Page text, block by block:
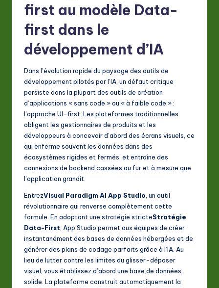
in
A
&
S
ft
w
In
first au modèle Data-
first dans le
développement d’IA
Dans l’évolution rapide du paysage des outils de
développement pilotés par l’IA, un défaut critique
persiste dans la plupart des outils de création
d’applications « sans code » ou « à faible code » :
l’approche UI-first. Les plateformes traditionnelles
obligent les gestionnaires de produits et les
développeurs à concevoir d’abord des écrans visuels, ce
qui enferme souvent les données dans des
écosystèmes rigides et fermés, et entraîne des
connexions de backend cassées au fur et à mesure que
l’application grandit.
EntrezVisual Paradigm AI App Studio , un outil
révolutionnaire qui renverse complètement cette
formule. En adoptant une stratégie stricteStratégie
Data-First , App Studio permet aux équipes de créer
instantanément des bases de données hébergées et de
générer des plans de codage parfaits grâce à l’IA. Au
lieu de lutter contre les limites du glisser-déposer
visuel, vous établissez d’abord une base de données
solide. La plateforme construit automatiquement la